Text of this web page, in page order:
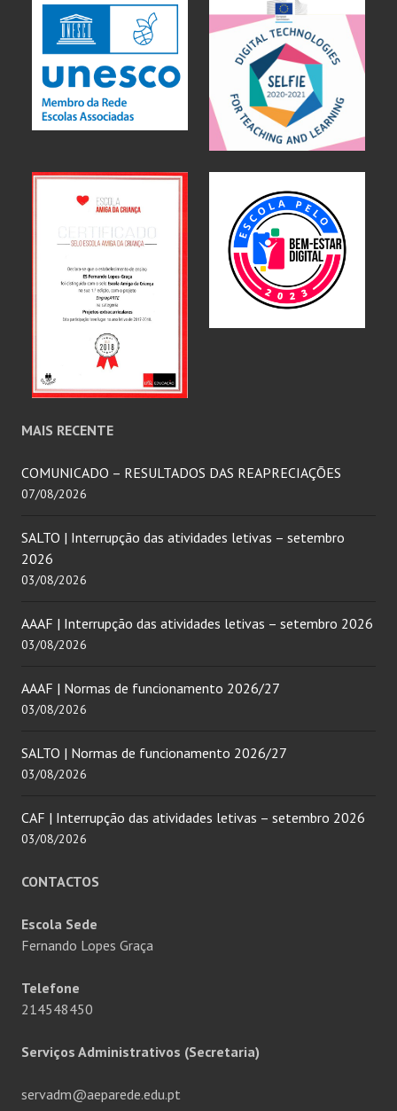
MAIS RECENTE
COMUNICADO – RESULTADOS DAS REAPRECIAÇÕES
07/08/2026
SALTO | Interrupção das atividades letivas – setembro
2026
03/08/2026
AAAF | Interrupção das atividades letivas – setembro 2026
03/08/2026
AAAF | Normas de funcionamento 2026/27
03/08/2026
SALTO | Normas de funcionamento 2026/27
03/08/2026
CAF | Interrupção das atividades letivas – setembro 2026
03/08/2026
CONTACTOS
Escola Sede
Fernando Lopes Graça
Telefone
214548450
Serviços Administrativos (Secretaria)
servadm@aeparede.edu.pt